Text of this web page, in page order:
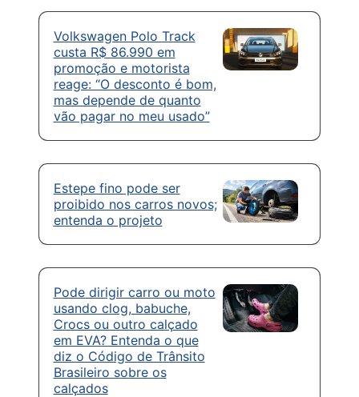
Volkswagen Polo Track
custa R$ 86.990 em
promoção e motorista
reage: “O desconto é bom,
mas depende de quanto
vão pagar no meu usado”
Estepe fino pode ser
proibido nos carros novos;
entenda o projeto
Pode dirigir carro ou moto
usando clog, babuche,
Crocs ou outro calçado
em EVA? Entenda o que
diz o Código de Trânsito
Brasileiro sobre os
calçados